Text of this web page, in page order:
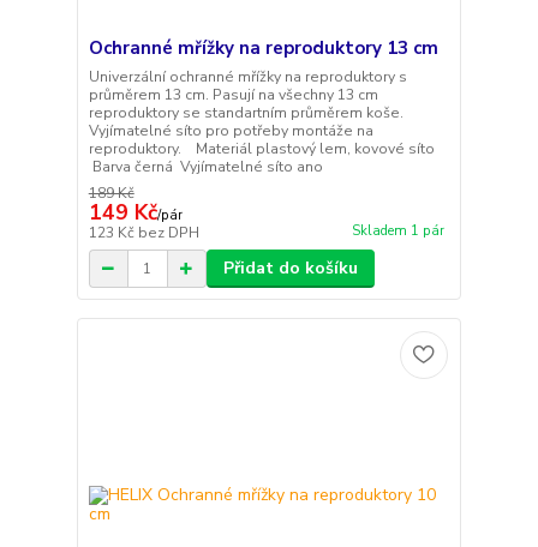
Ochranné mřížky na reproduktory 13 cm
Univerzální ochranné mřížky na reproduktory s
průměrem 13 cm. Pasují na všechny 13 cm
reproduktory se standartním průměrem koše.
Vyjímatelné síto pro potřeby montáže na
reproduktory. Materiál plastový lem, kovové síto
Barva černá Vyjímatelné síto ano
189 Kč
149 Kč/pár
123 Kč bez DPH Skladem 1 pár
Přidat do košíku